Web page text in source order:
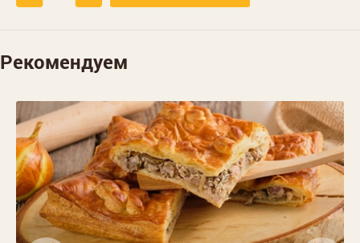
Рекомендуем